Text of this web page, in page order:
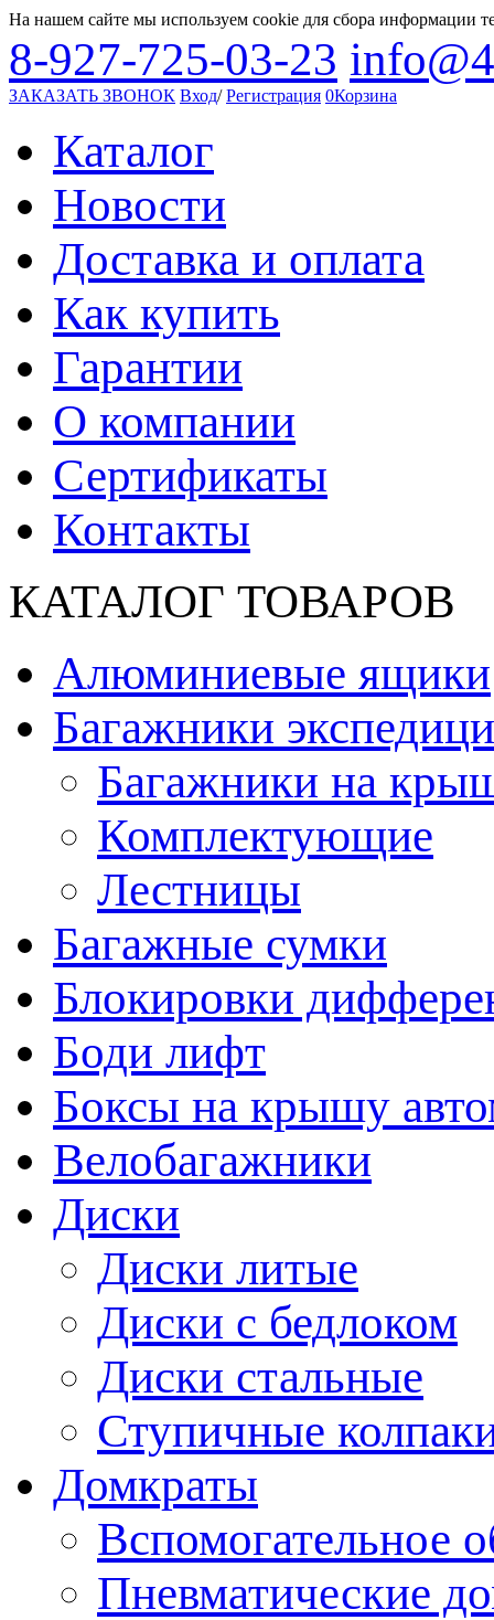
На нашем сайте мы используем cookie для сбора информации
8-927-725-03-23
ЗАКАЗАТЬ ЗВОНОК Вход/Регистрация 0Корзина
Каталог
Новости
Доставка и оплата
Как купить
Гарантии
О компании
Сертификаты
Контакты
КАТАЛОГ ТОВАРОВ
Алюминиевые ящики
Багажники
Багажники на
Комплектующие
Лестницы
Багажные сумки
Блокировки
Боди лифт
Боксы на крышу
Велобагажники
Диски
Диски литые
Диски с бедлоком
Диски стальные
Ступичные
Домкраты
Вспомогательное
Пневматические